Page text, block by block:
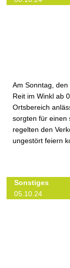
Am Sonntag,
Reit im Winkl ab
Ortsbereich
sorgten für einen
regelten den
ungestört feiern
Sonstiges
05.10.24